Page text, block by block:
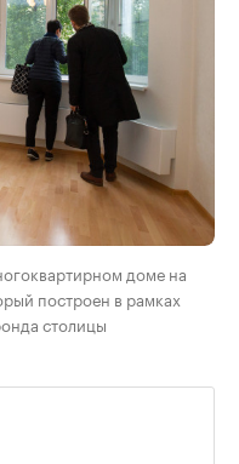
доме на
построен в рамках
столицы